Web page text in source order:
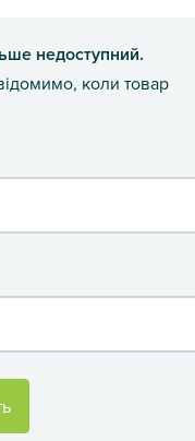
недоступний.
коли товар